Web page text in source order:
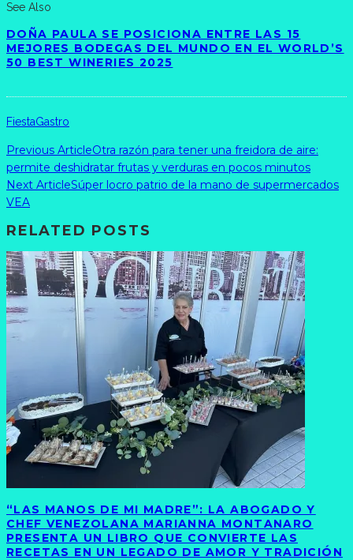
See Also
DOÑA PAULA SE POSICIONA ENTRE LAS 15
MEJORES BODEGAS DEL MUNDO EN EL WORLD’S
50 BEST WINERIES 2025
FiestaGastro
Previous ArticleOtra razón para tener una freidora de aire:
permite deshidratar frutas y verduras en pocos minutos
Next ArticleSúper locro patrio de la mano de supermercados
VEA
RELATED POSTS
“LAS MANOS DE MI MADRE”: LA ABOGADO Y
CHEF VENEZOLANA MARIANNA MONTANARO
PRESENTA UN LIBRO QUE CONVIERTE LAS
RECETAS EN UN LEGADO DE AMOR Y TRADICIÓN